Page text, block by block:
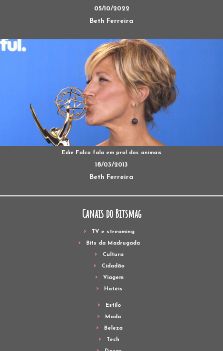
05/10/2022
Beth Ferreira
Edie Falco fala em prol dos animais
18/03/2013
Beth Ferreira
Canais do Bitsmag
TV e streaming
Bits da Madrugada
Cultura
Cidadão
Viagem
Hotéis
Estilo
Moda
Beleza
Tech